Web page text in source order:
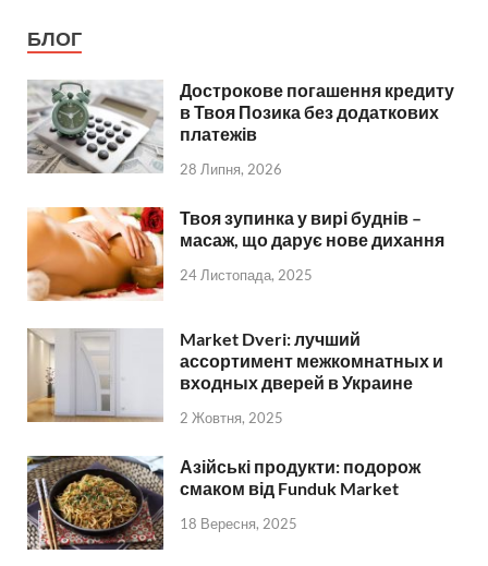
БЛОГ
Дострокове погашення кредиту
в Твоя Позика без додаткових
платежів
28 Липня, 2026
Твоя зупинка у вирі буднів –
масаж, що дарує нове дихання
24 Листопада, 2025
Market Dveri: лучший
ассортимент межкомнатных и
входных дверей в Украине
2 Жовтня, 2025
Азійські продукти: подорож
смаком від Funduk Market
18 Вересня, 2025